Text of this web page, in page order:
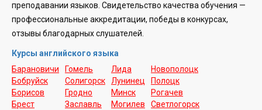
преподавании языков. Свидетельство качества обучения —
профессиональные аккредитации, победы в конкурсах,
отзывы благодарных слушателей.
Курсы английского языка
Барановичи
Бобруйск
Борисов
Брест
Гомель
Солигорск
Гродно
Заславль
Лида
Лунинец
Минск
Могилев
Новополоцк
Полоцк
Рогачев
Светлогорск